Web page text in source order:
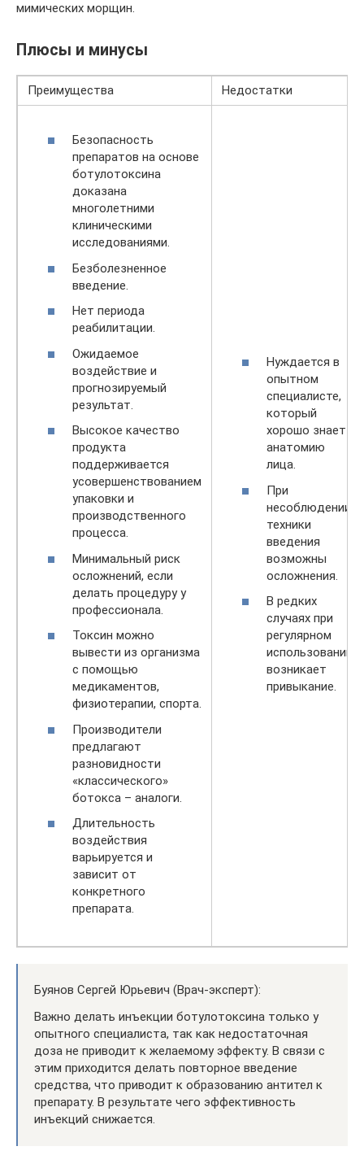
мимических морщин.
Плюсы и минусы
Преимущества Недостатки
Безопасность
препаратов на основе
ботулотоксина
доказана
многолетними
клиническими
исследованиями.
Безболезненное
введение.
Нет периода
реабилитации.
Ожидаемое
воздействие и
прогнозируемый
результат.
Высокое качество
продукта
поддерживается
усовершенствованием
упаковки и
производственного
процесса.
Минимальный риск
осложнений, если
делать процедуру у
профессионала.
Токсин можно
вывести из организма
с помощью
медикаментов,
физиотерапии, спорта.
Производители
предлагают
разновидности
«классического»
ботокса – аналоги.
Длительность
воздействия
варьируется и
зависит от
конкретного
препарата.
Нуждается в
опытном
специалисте,
который
хорошо знает
анатомию
лица.
При
несоблюдении
техники
введения
возможны
осложнения.
В редких
случаях при
регулярном
использовании
возникает
привыкание.
Буянов Сергей Юрьевич (Врач-эксперт):
Важно делать инъекции ботулотоксина только у
опытного специалиста, так как недостаточная
доза не приводит к желаемому эффекту. В связи с
этим приходится делать повторное введение
средства, что приводит к образованию антител к
препарату. В результате чего эффективность
инъекций снижается.